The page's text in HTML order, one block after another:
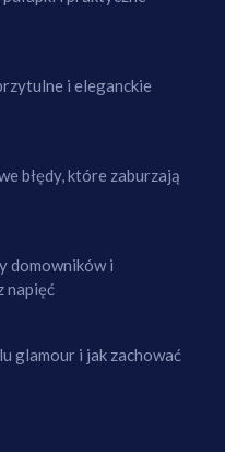
i eleganckie
błędy, które zaburzają
domowników i
napięć
glamour i jak zachować